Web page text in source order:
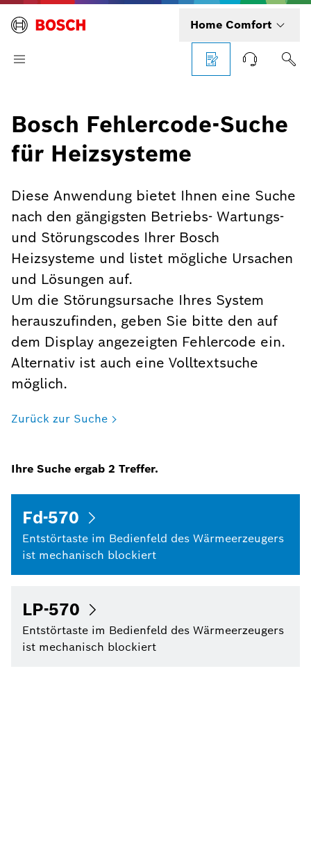
Home Comfort
Bosch Fehlercode-Suche
für Heizsysteme
Diese Anwendung bietet Ihnen eine Suche
nach den gängigsten Betriebs- Wartungs-
und Störungscodes Ihrer Bosch
Heizsysteme und listet mögliche Ursachen
und Lösungen auf.
Um die Störungsursache Ihres System
herauszufinden, geben Sie bitte den auf
dem Display angezeigten Fehlercode ein.
Alternativ ist auch eine Volltextsuche
möglich.
Zurück zur Suche
Ihre Suche ergab 2 Treffer.
Fd-570
Entstörtaste im Bedienfeld des Wärmeerzeugers
ist mechanisch blockiert
LP-570
Entstörtaste im Bedienfeld des Wärmeerzeugers
ist mechanisch blockiert